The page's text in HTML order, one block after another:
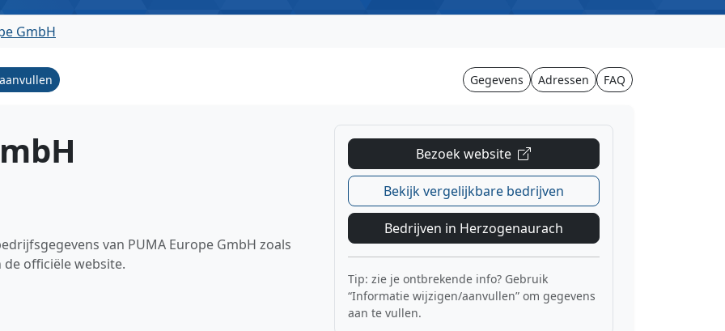
GmbH
Gegevens Adressen FAQ
van PUMA Europe GmbH zoals
de officiële website.
Bezoek website
Bekijk vergelijkbare bedrijven
Bedrijven in Herzogenaurach
Tip: zie je ontbrekende info? Gebruik
“Informatie wijzigen/aanvullen” om gegevens
aan te vullen.